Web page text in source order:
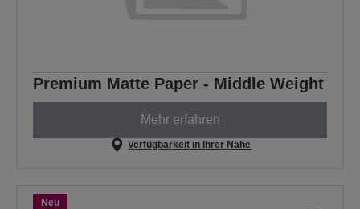
Premium Matte Paper - Middle Weight
Mehr erfahren
Verfügbarkeit in Ihrer Nähe
Neu